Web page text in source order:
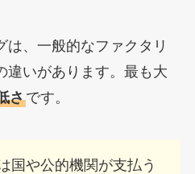
は、一般的なファクタリ
違いがあります。最も大
さです。
国や公的機関が支払う